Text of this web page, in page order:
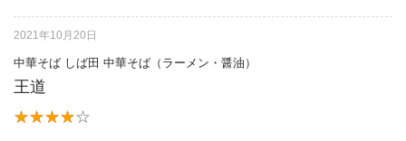
2021年10月20日
中華そば しば田 中華そば（ラーメン・醤油）
王道